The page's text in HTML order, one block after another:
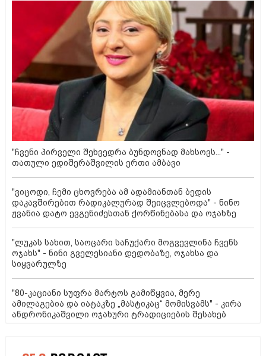
"ჩვენი პირველი შეხვედრა ბუნდოვნად მახსოვს..." -
თათული ედიშერაშვილის ერთი ამბავი
"ვიცოდი, ჩემი ცხოვრება ამ ადამიანთან ბედის
დაკავშირებით რადიკალურად შეიცვლებოდა" - ნინო
ჟვანია დატო ევგენიძესთან ქორწინებასა და ოჯახზე
"ლუკას სახით, საოცარი საჩუქარი მოგვევლინა ჩვენს
ოჯახს" - ნინი გველესიანი დედობაზე, ოჯახსა და
სიყვარულზე
"80-კაციანი სუფრა მარტოს გამიწყვია, მერე
ამილაგებია და იატაკზე „მასტიკაც“ მომისვამს" - კირა
ანდრონიკაშვილი ოჯახური ტრადიციების შესახებ